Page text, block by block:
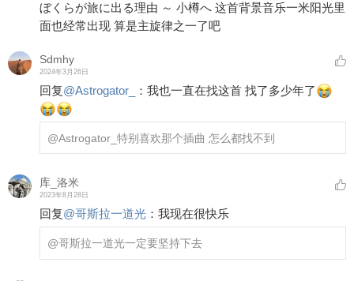
ぼくらが旅に出る理由 ～ 小樽へ 这首背景音乐一米阳光里
面也经常出现 算是主旋律之一了吧
Sdmhy
2024年3月26日
回复@Astrogator_ ： 我也一直在找这首 找了多少年了
@Astrogator_ 特别喜欢那个插曲 怎么都找不到
库_洛米
2023年8月28日
回复@哥斯拉一道光 ： 我现在很快乐
@哥斯拉一道光一定要坚持下去